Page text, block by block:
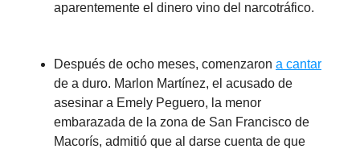
aparentemente el dinero vino del narcotráfico.
Después de ocho meses, comenzaron a cantar
de a duro. Marlon Martínez, el acusado de
asesinar a Emely Peguero, la menor
embarazada de la zona de San Francisco de
Macorís, admitió que al darse cuenta de que